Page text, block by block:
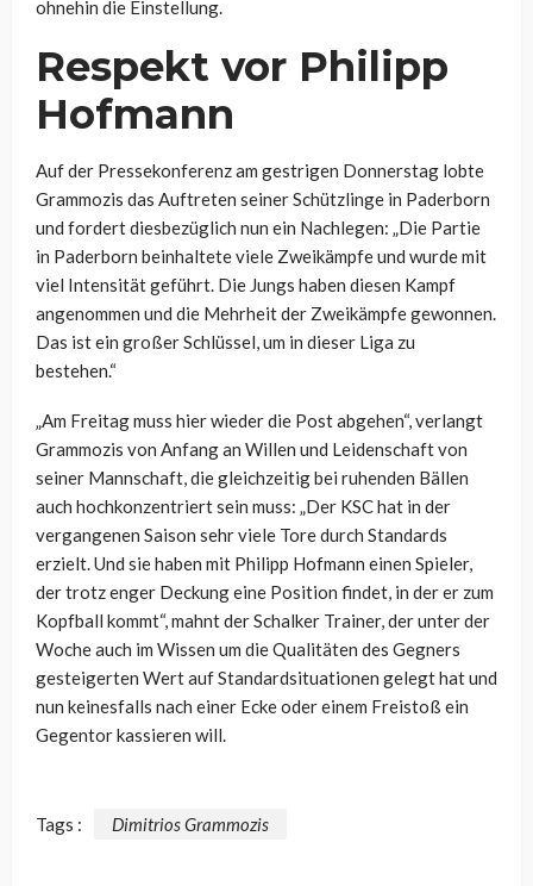
ohnehin die Einstellung.
Respekt vor Philipp
Hofmann
Auf der Pressekonferenz am gestrigen Donnerstag lobte
Grammozis das Auftreten seiner Schützlinge in Paderborn
und fordert diesbezüglich nun ein Nachlegen: „Die Partie
in Paderborn beinhaltete viele Zweikämpfe und wurde mit
viel Intensität geführt. Die Jungs haben diesen Kampf
angenommen und die Mehrheit der Zweikämpfe gewonnen.
Das ist ein großer Schlüssel, um in dieser Liga zu
bestehen.“
„Am Freitag muss hier wieder die Post abgehen“, verlangt
Grammozis von Anfang an Willen und Leidenschaft von
seiner Mannschaft, die gleichzeitig bei ruhenden Bällen
auch hochkonzentriert sein muss: „Der KSC hat in der
vergangenen Saison sehr viele Tore durch Standards
erzielt. Und sie haben mit Philipp Hofmann einen Spieler,
der trotz enger Deckung eine Position findet, in der er zum
Kopfball kommt“, mahnt der Schalker Trainer, der unter der
Woche auch im Wissen um die Qualitäten des Gegners
gesteigerten Wert auf Standardsituationen gelegt hat und
nun keinesfalls nach einer Ecke oder einem Freistoß ein
Gegentor kassieren will.
Tags : Dimitrios Grammozis